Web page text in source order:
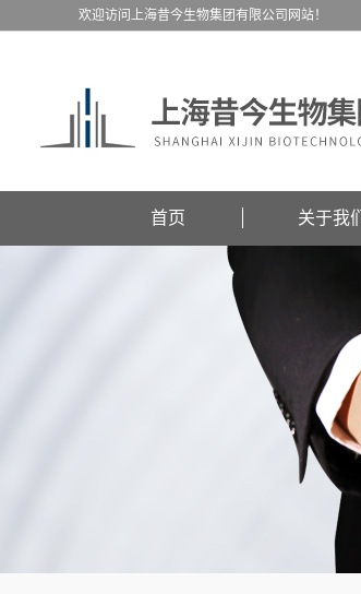
欢迎访问上海昔今生物集团有限公司网站！
首页 关于我们